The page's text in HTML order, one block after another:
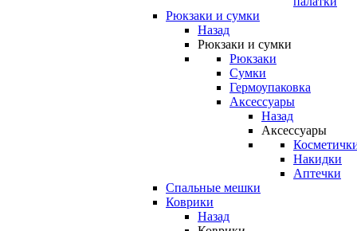
Рюкзаки и сумки
Назад
Рюкзаки и сумки
Рюкзаки
Сумки
Гермоупаковка
Аксессуары
Назад
Аксессуары
Накидки
Аптечки
Спальные мешки
Коврики
Назад